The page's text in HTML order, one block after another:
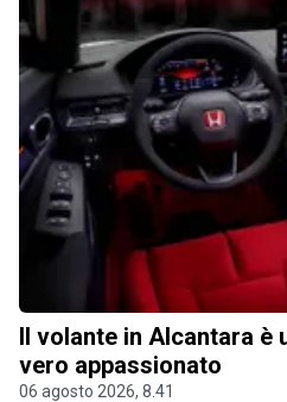
Il volante in Alcantara è
vero appassionato
06 agosto 2026, 8.41